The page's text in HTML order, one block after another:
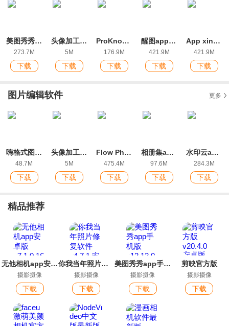
美图秀秀app手机版
273.7M
下载
头像加工软件最新版
5M
下载
ProKnockout智能抠图P图app官方版
176.9M
下载
醒图app官方版本
421.9M
下载
App xingtu醒图最新版本
421.9M
下载
图片编辑软件 更多
嗨格式图片无损放大器app安卓版
48.7M
下载
头像加工软件最新版
5M
下载
Flow Photo官方版
475.4M
下载
相册集app最新版
97.6M
下载
水印云app安卓版
284.3M
下载
精品推荐
无他相机app安卓版
摄影摄像
下载
你我当年照片修复软件
摄影摄像
下载
美图秀秀app手机版
摄影摄像
下载
剪映官方版
摄影摄像
下载